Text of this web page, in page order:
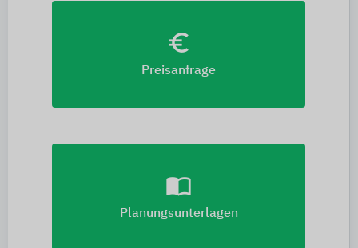
euro_symbol
Preisanfrage
import_contacts
Planungsunterlagen